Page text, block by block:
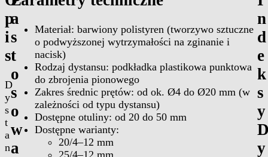
p
i
s
D
y
s
t
a
n
a
s
t
o
s
o
w
a
Materiał: barwiony polistyren (tworzywo sztuczne
o podwyższonej wytrzymałości na zginanie i
nacisk)
Rodzaj dystansu: podkładka plastikowa punktowa
do zbrojenia pionowego
Zakres średnic prętów: od ok. Ø4 do Ø20 mm (w
zależności od typu dystansu)
Dostępne otuliny: od 20 do 50 mm
Dostępne warianty:
20/4–12 mm
25/4–12 mm
n
d
e
k
s
y
y